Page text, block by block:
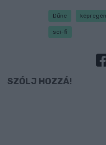
Dűne
sci-fi
SZÓLJ HOZZÁ!